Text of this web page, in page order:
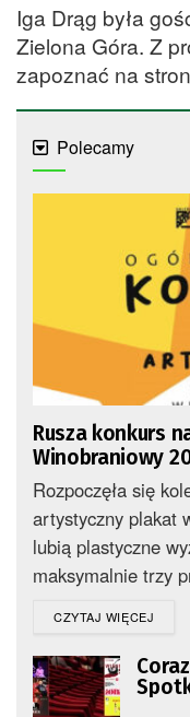
Iga Drąg była
Zielona Góra. Z
zapoznać na
Polecamy
Rusza konkurs
Winobraniowy
Rozpoczęła się
artystyczny plakat
lubią plastyczne
maksymalnie trzy
CZYTAJ WIĘCEJ